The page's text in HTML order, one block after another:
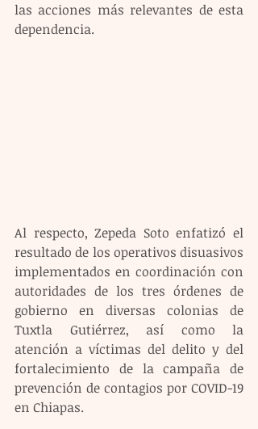
las acciones más relevantes de esta
dependencia.
Al respecto, Zepeda Soto enfatizó el
resultado de los operativos disuasivos
implementados en coordinación con
autoridades de los tres órdenes de
gobierno en diversas colonias de
Tuxtla Gutiérrez, así como la
atención a víctimas del delito y del
fortalecimiento de la campaña de
prevención de contagios por COVID-19
en Chiapas.